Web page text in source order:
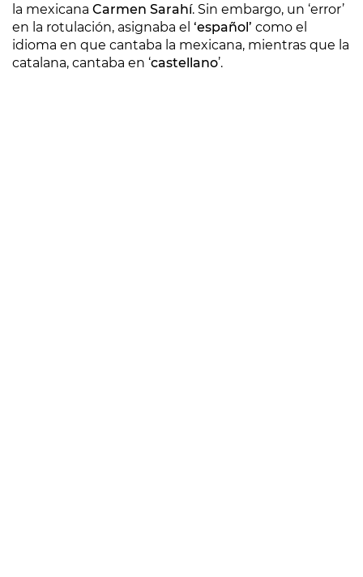
la mexicana Carmen Sarahí. Sin embargo, un ‘error’
en la rotulación, asignaba el ‘español’ como el
idioma en que cantaba la mexicana, mientras que la
catalana, cantaba en ‘castellano’.